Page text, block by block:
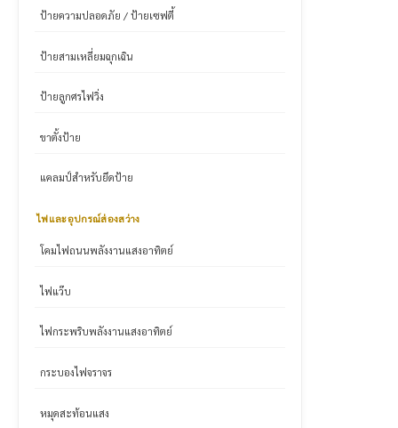
ป้ายความปลอดภัย / ป้ายเซฟตี้
ป้ายสามเหลี่ยมฉุกเฉิน
ป้ายลูกศรไฟวิ่ง
ขาตั้งป้าย
แคลมป์สำหรับยึดป้าย
ไฟและอุปกรณ์ส่องสว่าง
โคมไฟถนนพลังงานแสงอาทิตย์
ไฟแว๊บ
ไฟกระพริบพลังงานแสงอาทิตย์
กระบองไฟจราจร
หมุดสะท้อนแสง